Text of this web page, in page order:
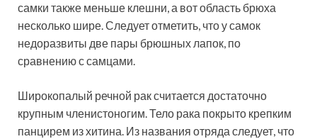
самки также меньше клешни, а вот область брюха
несколько шире. Следует отметить, что у самок
недоразвиты две пары брюшных лапок, по
сравнению с самцами.
Широкопалый речной рак считается достаточно
крупным членистоногим. Тело рака покрыто крепким
панцирем из хитина. Из названия отряда следует, что